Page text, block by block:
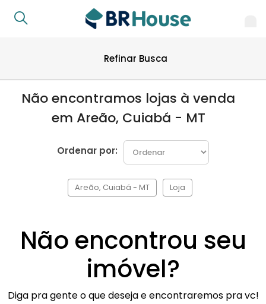
Refinar Busca
Não encontramos lojas à venda
em Areão, Cuiabá - MT
Ordenar por:
Areão, Cuiabá - MT Loja
Não encontrou seu
imóvel?
Diga pra gente o que deseja e encontraremos pra vc!